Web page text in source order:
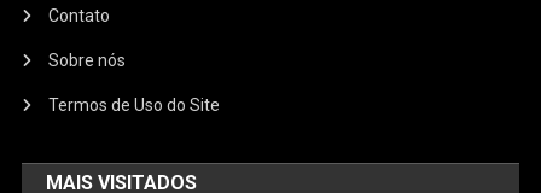
Contato
Sobre nós
Termos de Uso do Site
MAIS VISITADOS